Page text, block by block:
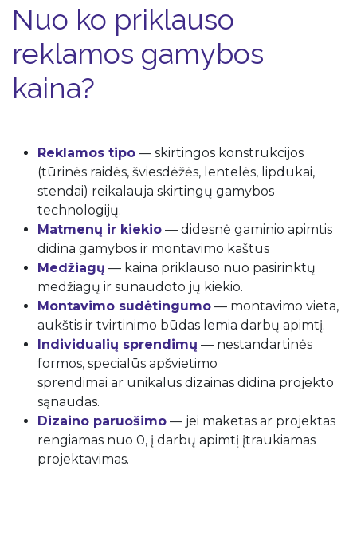
Nuo ko priklauso
reklamos gamybos
kaina?​
Reklamos tipo — skirtingos konstrukcijos
(tūrinės raidės, šviesdėžės, lentelės, lipdukai,
stendai) reikalauja skirtingų gamybos
technologijų.
Matmenų ir kiekio — didesnė gaminio apimtis
didina gamybos ir montavimo kaštus
Medžiagų — kaina priklauso nuo pasirinktų
medžiagų ir sunaudoto jų kiekio.
Montavimo sudėtingumo — montavimo vieta,
aukštis ir tvirtinimo būdas lemia darbų apimtį.
Individualių sprendimų — nestandartinės
formos, specialūs apšvietimo
sprendimai ar unikalus dizainas didina projekto
sąnaudas.
Dizaino paruošimo — jei maketas ar projektas
rengiamas nuo 0, į darbų apimtį įtraukiamas
projektavimas.